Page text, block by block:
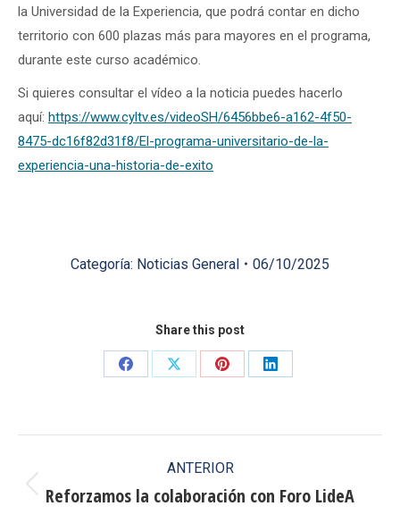
la Universidad de la Experiencia, que podrá contar en dicho
territorio con 600 plazas más para mayores en el programa,
durante este curso académico.
Si quieres consultar el vídeo a la noticia puedes hacerlo
aquí: https://www.cyltv.es/videoSH/6456bbe6-a162-4f50-
8475-dc16f82d31f8/El-programa-universitario-de-la-
experiencia-una-historia-de-exito
Categoría: Noticias General 06/10/2025
Share this post
Share
Share
Share
Share
entre
ANTERIOR
Publicación
Reforzamos la colaboración con Foro LideA